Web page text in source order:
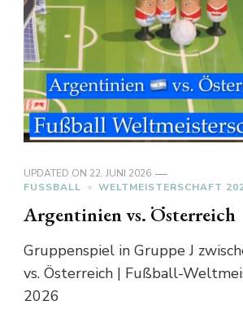
UPDATED ON 22. JUNI 2026
FUSSBALL
WELTMEISTERSCHAFT
Argentinien vs. Österreich
Gruppenspiel in Gruppe J
vs. Österreich | Fußball-
2026